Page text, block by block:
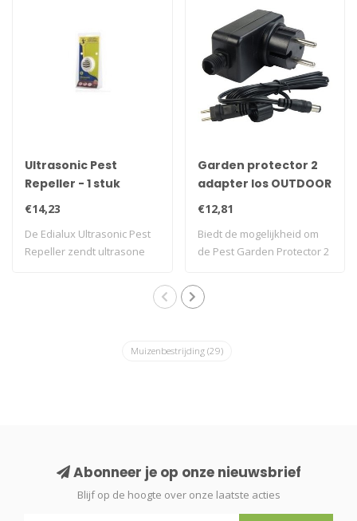
Ultrasonic Pest
Repeller - 1 stuk
€14,23
De Edialux Ultrasonic Pest
Repeller zendt ultrasone
Garden protector 2
adapter los OUTDOOR
€12,81
Biedt de mogelijkheid om
de Pest Garden Protector 2
Muizenbestrijding (29)
Abonneer je op onze nieuwsbrief
Blijf op de hoogte over onze laatste acties